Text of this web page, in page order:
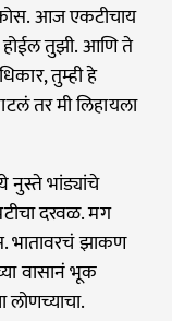
आज एकटीचाय
होईल तुझी. आणि ते
तुम्ही हे
तर मी लिहायला
भांड्यांचे
दरवळ. मग
भातावरचं झाकण
वासानं भूक